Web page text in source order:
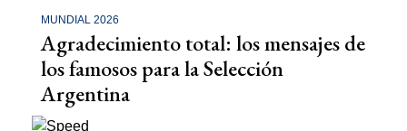
MUNDIAL 2026
Agradecimiento total: los mensajes de
los famosos para la Selección
Argentina